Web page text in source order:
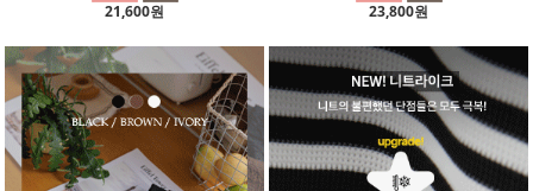
21,600원 23,800원